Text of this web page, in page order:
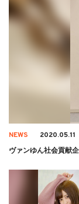
NEWS 2020.05.11
ヴァンゆん社会貢献